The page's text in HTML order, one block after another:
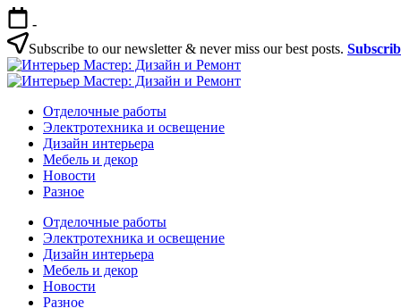
Перейти
к
содержимому
-
Subscribe to our newsletter & never miss our best posts.
Интерьер
Мастер:
Интерьер
Дизайн
Ремонт
Интерьер
Мастер:
Дизайн
Ремонт
Отделочные работы
Электротехника и освещение
Дизайн интерьера
Мебель и декор
Новости
Разное
Отделочные работы
Электротехника и освещение
Дизайн интерьера
Мебель и декор
Новости
Разное